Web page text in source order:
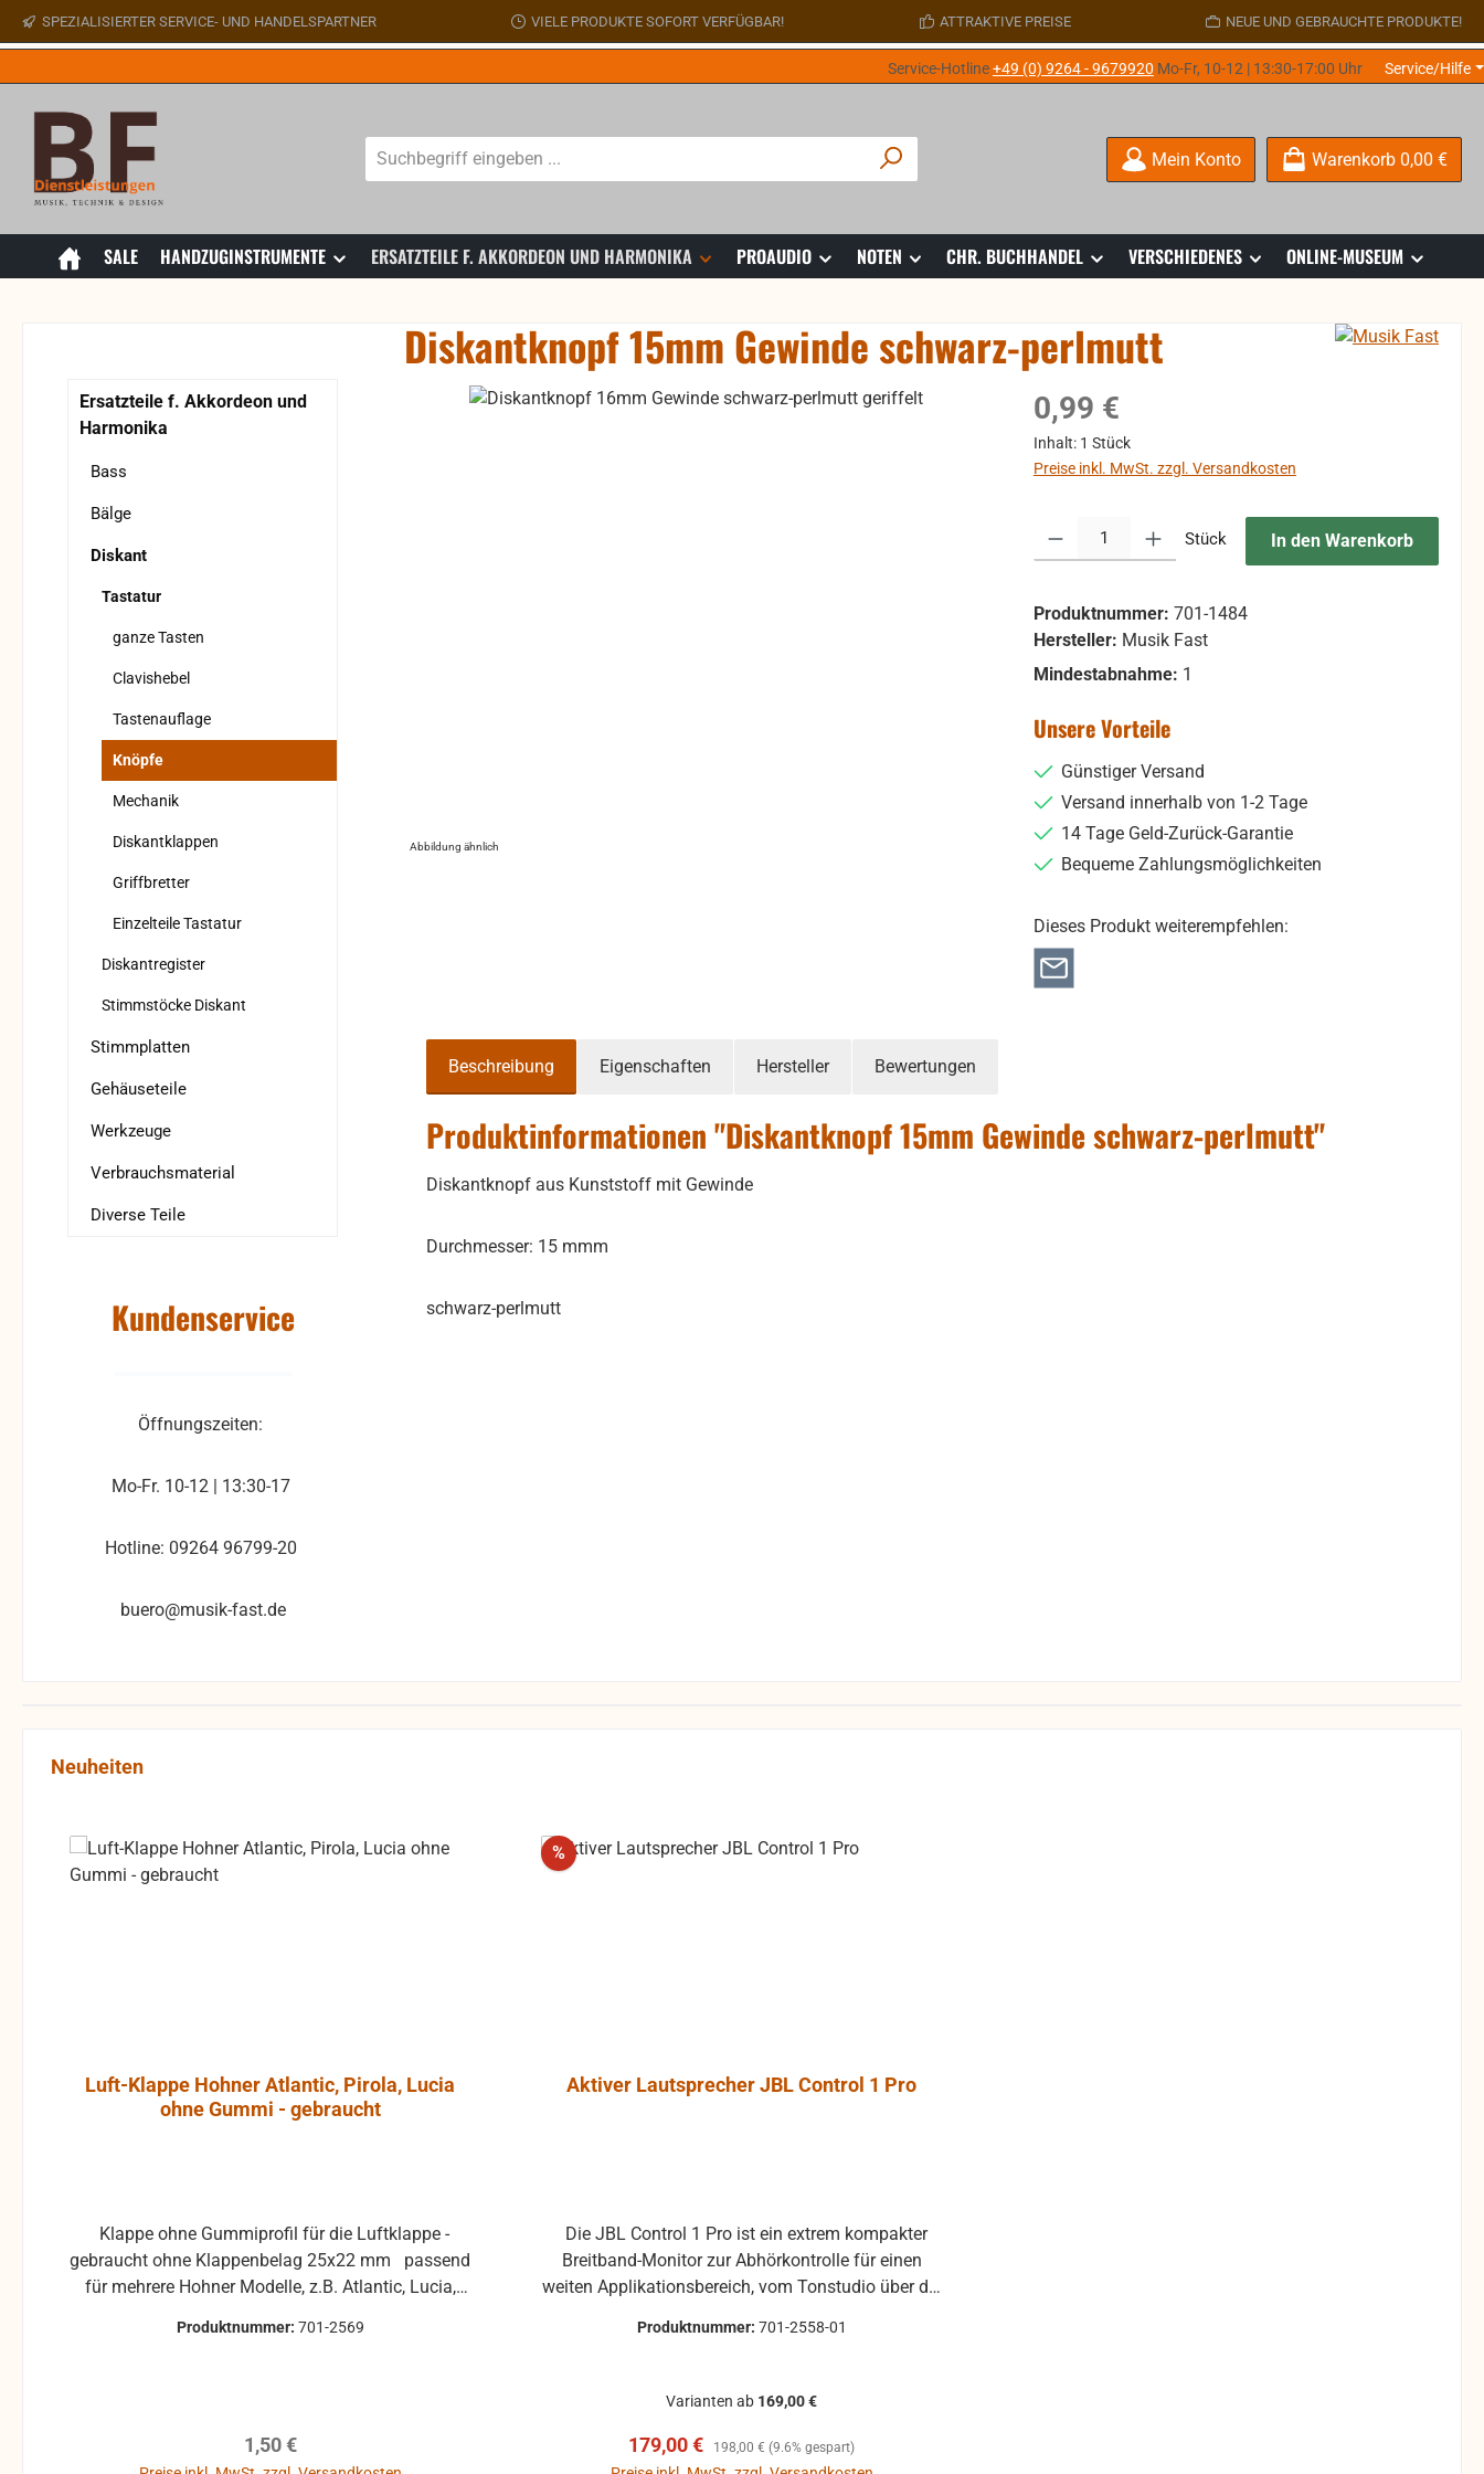
Hauptinhalt springen
Zur Suche springen
Zur Hauptnavigation springen
SPEZIALISIERTER SERVICE- UND HANDELSPARTNER VIELE PRODUKTE SOFORT VERFÜGBAR! ATTRAKTIVE PREISE NEUE UND GEBRAUCHTE PRODUKTE!
Service-Hotline+49 (0) 9264 - 9679920 Mo-Fr, 10-12 | 13:30-17:00 Uhr Service/Hilfe
Mein Konto Warenkorb 0,00 €
SALE HANDZUGINSTRUMENTE ERSATZTEILE F. AKKORDEON UND HARMONIKA PROAUDIO NOTEN CHR. BUCHHANDEL VERSCHIEDENES ONLINE-MUSEUM
Ersatzteile f. Akkordeon und
Harmonika
Bass
Bälge
Diskant
Tastatur
ganze Tasten
Clavishebel
Tastenauflage
Knöpfe
Mechanik
Diskantklappen
Griffbretter
Einzelteile Tastatur
Diskantregister
Stimmstöcke Diskant
Stimmplatten
Gehäuseteile
Werkzeuge
Verbrauchsmaterial
Diverse Teile
Kundenservice
Öffnungszeiten:
Mo-Fr. 10-12 | 13:30-17
Hotline: 09264 96799-20
buero@musik-fast.de
Diskantknopf 15mm Gewinde schwarz-perlmutt
Bildergalerie überspringen
Abbildung ähnlich
Regulärer Preis:
0,99 €
Inhalt: 1 Stück
Preise inkl. MwSt. zzgl. Versandkosten
Produkt Anzahl: Gib den gewünschten Wert ein oder benutze
Stück In den Warenkorb
Produktnummer: 701-1484
Hersteller: Musik Fast
Mindestabnahme: 1
Unsere Vorteile
Günstiger Versand
Versand innerhalb von 1-2 Tage
14 Tage Geld-Zurück-Garantie
Bequeme Zahlungsmöglichkeiten
Dieses Produkt weiterempfehlen:
Beschreibung Eigenschaften Hersteller Bewertungen
Produktinformationen "Diskantknopf 15mm Gewinde schwarz-perlmutt"
Diskantknopf aus Kunststoff mit Gewinde
Durchmesser: 15 mmm
schwarz-perlmutt
Produktgalerie überspringen
Neuheiten
Luft-Klappe Hohner Atlantic, Pirola, Lucia
ohne Gummi - gebraucht
gebraucht ohne Klappenbelag 25x22 mm passend
für mehrere Hohner Modelle, z.B. Atlantic, Lucia,
um Rücksendungen zu vermeiden. Rücksendungen
Produktnummer: 701-2569
Regulärer Preis:
1,50 €
%Rabatt
Aktiver Lautsprecher JBL Control 1 Pro
Breitband-Monitor zur Abhörkontrolle für einen
weiten Applikationsbereich, vom Tonstudio über die
audiovisuellen Bereich ist die JBL Control 1 Pro
Tieftontreiber ist bei der JBL Control 1 mit einer
Produktnummer: 701-2558-01
Varianten ab 169,00 €
Verkaufspreis:
179,00 € Regulärer Preis:
198,00 € (9.6% gespart)